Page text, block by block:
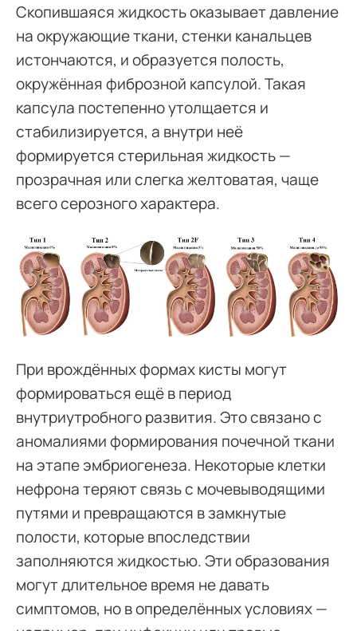
Скопившаяся жидкость оказывает давление
на окружающие ткани, стенки канальцев
истончаются, и образуется полость,
окружённая фиброзной капсулой. Такая
капсула постепенно утолщается и
стабилизируется, а внутри неё
формируется стерильная жидкость —
прозрачная или слегка желтоватая, чаще
всего серозного характера.
При врождённых формах кисты могут
формироваться ещё в период
внутриутробного развития. Это связано с
аномалиями формирования почечной ткани
на этапе эмбриогенеза. Некоторые клетки
нефрона теряют связь с мочевыводящими
путями и превращаются в замкнутые
полости, которые впоследствии
заполняются жидкостью. Эти образования
могут длительное время не давать
симптомов, но в определённых условиях —